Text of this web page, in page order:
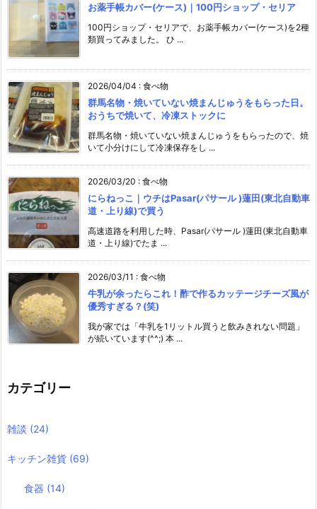
お薬手帳カバー(ケース)｜100円ショップ・セリア
100円ショップ・セリアで、お薬手帳カバー(ケース)を2種
類買ってみました。 ひ ...
2026/04/04 : 食べ物
群馬名物・焼いていない焼まんじゅうをもらった日。
おうちで焼いて、冷凍ストックに
群馬名物・焼いていない焼まんじゅうをもらったので、焼
いて小分けにして冷凍保存をし ...
2026/03/20 : 食べ物
にらねっこ｜ウチはPasar(パサール )蓮田(東北自動車
道・上り線)で買う
高速道路を利用した時、Pasar(パサール )蓮田(東北自動車
道・上り線)でたま ...
2026/03/11 : 食べ物
牛乳が余ったらこれ！酢で作るカッテージチーズ風が
優秀すぎる？(笑)
我が家では「牛乳を1リットル買うと飲みきれない問題」
が続いています(^^;) 本 ...
カテゴリー
雑談 (24)
キッチン雑貨 (69)
食器 (14)